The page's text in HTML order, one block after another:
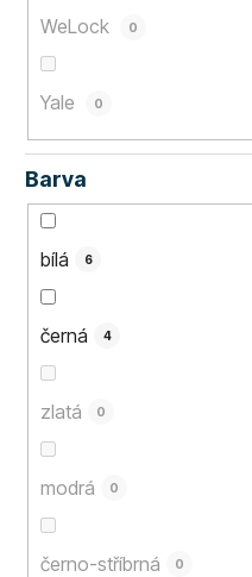
WeLock 0
Yale 0
Barva
bílá 6
černá 4
zlatá 0
modrá 0
černo-stříbrná 0